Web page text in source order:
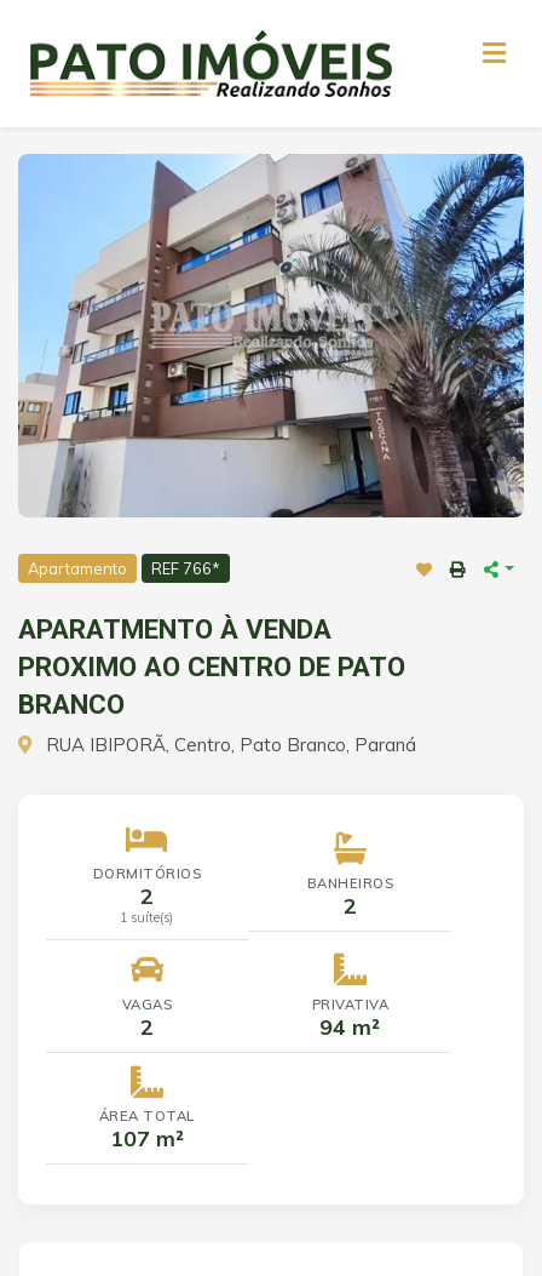
Apartamento REF 766*
APARATMENTO À VENDA
PROXIMO AO CENTRO DE PATO
BRANCO
RUA IBIPORÃ, Centro, Pato Branco, Paraná
DORMITÓRIOS
2
1 suíte(s)
BANHEIROS
2
VAGAS
2
PRIVATIVA
94 m²
ÁREA TOTAL
107 m²